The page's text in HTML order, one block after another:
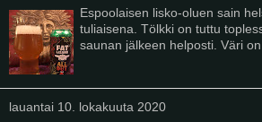
Espoolaisen lisko-oluen sain
tuliaisena. Tölkki on tuttu
saunan jälkeen helposti. Väri on
lauantai 10. lokakuuta 2020